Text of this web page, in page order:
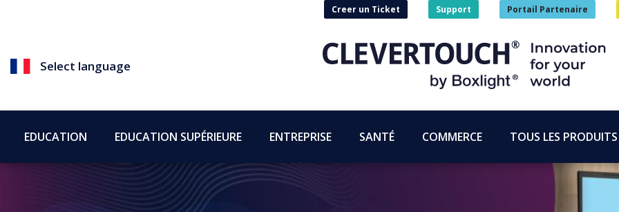
Select language
Creer un Ticket Support Portail Partenaire
EDUCATION EDUCATION SUPÉRIEURE ENTREPRISE SANTÉ COMMERCE TOUS LES PRODUITS